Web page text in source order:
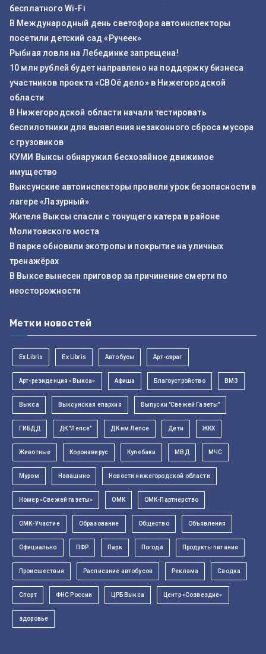
бесплатного Wi-Fi
В Международный день светофора автоинспекторы
посетили детский сад «Ручеек»
Рыбная ловля на Лебединке запрещена!
10 млн рублей будет направлено на поддержку бизнеса
участников проекта «СВОё дело» в Нижегородской
области
В Нижегородской области начали тестировать
беспилотники для выявления незаконного сброса мусора
с грузовиков
КУМИ Выксы обнаружил бесхозяйное движимое
имущество
Выксунские автоинспекторы провели урок безопасности в
лагере «Лазурный»
Жителя Выксы спасли с тонущего катера в районе
Молитовского моста
В парке обновили экотропы и покрытие на уличных
тренажёрах
В Выксе вынесен приговор за причинение смерти по
неосторожности
Метки новостей
Ex Libris Ex Libris Автобусы Арт-овраг
Арт-резиденция «Выкса» Афиша Благоустройство ВМЗ
Выкса Выксунская епархия Выпуски "Свежей Газеты"
ГИБДД ДК "Лепсе" ДК им Лепсе Дети ЖКХ
Животные Коронавирус Кулебаки МВД МЧС
Муром Навашино Новости нижегородской области
Номер «Свежей газеты» ОМК ОМК-Партнерство
ОМК-Участие Образование Общество Объявления
Официально ПФР Парк Погода Продукты питания
Происшествия Расписание автобусов Реклама Сводка
Спорт ФНС России ЦРБ Выкса Центр «Созвездие»
здоровье